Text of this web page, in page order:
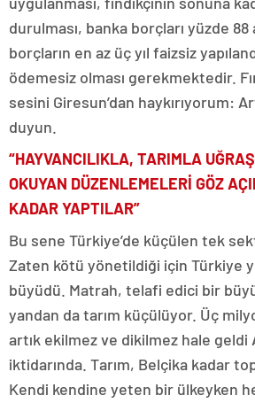
durulması, banka borçları yüzde 88
borçların en az üç yıl faizsiz
ödemesiz olması gerekmektedir.
sesini Giresun’dan haykırıyorum:
duyun.
“HAYVANCILIKLA, TARIMLA
OKUYAN DÜZENLEMELERİ GÖZ
KADAR YAPTILAR”
Bu sene Türkiye’de küçülen tek
Zaten kötü yönetildiği için Türkiye
büyüdü. Matrah, telafi edici bir
yandan da tarım küçülüyor. Üç
artık ekilmez ve dikilmez hale geldi
iktidarında. Tarım, Belçika kadar
Kendi kendine yeten bir ülkeyken